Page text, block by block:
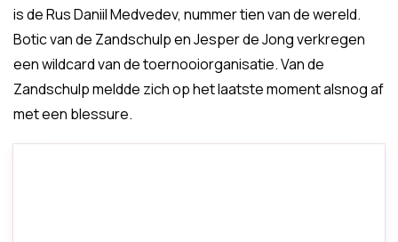
is de Rus Daniil Medvedev, nummer tien van de wereld.
Botic van de Zandschulp en Jesper de Jong verkregen
een wildcard van de toernooiorganisatie. Van de
Zandschulp meldde zich op het laatste moment alsnog af
met een blessure.